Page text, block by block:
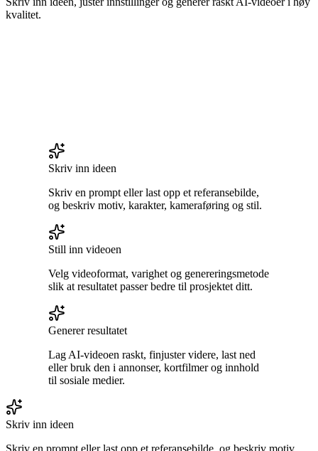
kvalitet.
Skriv inn ideen
Skriv en prompt eller last opp et referansebilde,
og beskriv motiv, karakter, kameraføring og stil.
Still inn videoen
Velg videoformat, varighet og genereringsmetode
slik at resultatet passer bedre til prosjektet ditt.
Generer resultatet
Lag AI-videoen raskt, finjuster videre, last ned
eller bruk den i annonser, kortfilmer og innhold
til sosiale medier.
Skriv inn ideen
Skriv en prompt eller last opp et referansebilde, og beskriv motiv,